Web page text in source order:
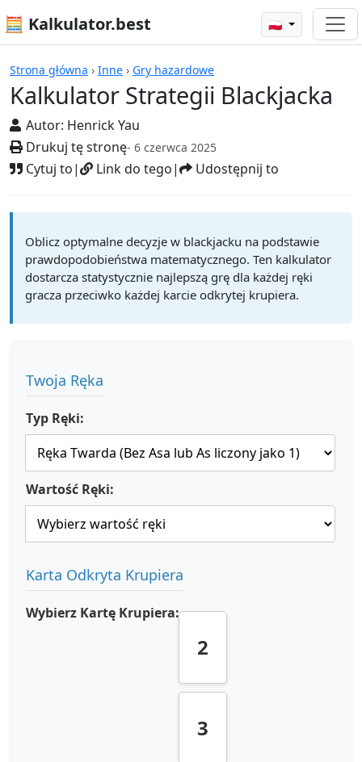
🧮 Kalkulator.best 🇵🇱
Strona główna › Inne › Gry hazardowe
Kalkulator Strategii Blackjacka
Autor: Henrick Yau
Drukuj tę stronę- 6 czerwca 2025
Cytuj to| Link do tego| Udostępnij to
Kalkulatory
Oblicz optymalne decyzje w blackjacku na podstawie
prawdopodobieństwa matematycznego. Ten kalkulator
dostarcza statystycznie najlepszą grę dla każdej ręki
gracza przeciwko każdej karcie odkrytej krupiera.
Twoja Ręka
Typ Ręki:
Wartość Ręki:
Karta Odkryta Krupiera
Wybierz Kartę Krupiera:
2
3